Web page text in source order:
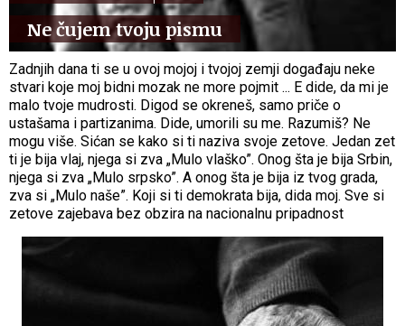
Ne čujem tvoju pismu
Zadnjih dana ti se u ovoj mojoj i tvojoj zemji događaju neke
stvari koje moj bidni mozak ne more pojmit ... E dide, da mi je
malo tvoje mudrosti. Digod se okreneš, samo priče o
ustašama i partizanima. Dide, umorili su me. Razumiš? Ne
mogu više. Sićan se kako si ti naziva svoje zetove. Jedan zet
ti je bija vlaj, njega si zva „Mulo vlaško”. Onog šta je bija Srbin,
njega si zva „Mulo srpsko”. A onog šta je bija iz tvog grada,
zva si „Mulo naše”. Koji si ti demokrata bija, dida moj. Sve si
zetove zajebava bez obzira na nacionalnu pripadnost